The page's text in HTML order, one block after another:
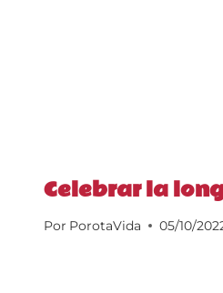
Celebrar la
Por PorotaVida 05/10/